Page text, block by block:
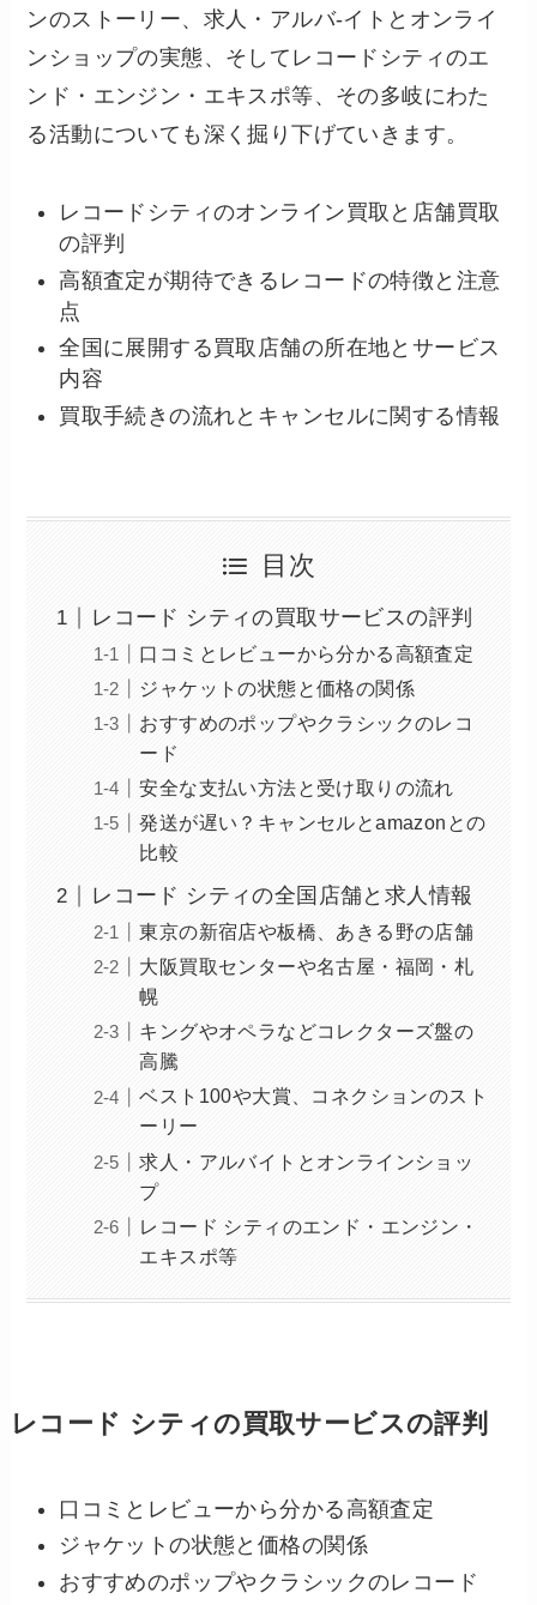
ンのストーリー、求人・アルバ-イトとオンライ
ンショップの実態、そしてレコードシティのエ
ンド・エンジン・エキスポ等、その多岐にわた
る活動についても深く掘り下げていきます。
レコードシティのオンライン買取と店舗買取
の評判
高額査定が期待できるレコードの特徴と注意
点
全国に展開する買取店舗の所在地とサービス
内容
買取手続きの流れとキャンセルに関する情報
目次
レコード シティの買取サービスの評判
口コミとレビューから分かる高額査定
ジャケットの状態と価格の関係
おすすめのポップやクラシックのレコ
ード
安全な支払い方法と受け取りの流れ
発送が遅い？キャンセルとamazonとの
比較
レコード シティの全国店舗と求人情報
東京の新宿店や板橋、あきる野の店舗
大阪買取センターや名古屋・福岡・札
幌
キングやオペラなどコレクターズ盤の
高騰
ベスト100や大賞、コネクションのスト
ーリー
求人・アルバイトとオンラインショッ
プ
レコード シティのエンド・エンジン・
エキスポ等
レコード シティの買取サービスの評判
口コミとレビューから分かる高額査定
ジャケットの状態と価格の関係
おすすめのポップやクラシックのレコード